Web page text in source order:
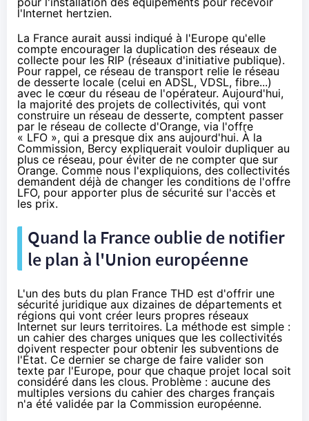
l'Internet hertzien.
La France aurait aussi indiqué à l'Europe qu'elle
compte encourager la duplication des réseaux de
collecte pour les RIP (réseaux d'initiative publique).
Pour rappel, ce réseau de transport relie le réseau
de desserte locale (celui en ADSL, VDSL, fibre...)
avec le cœur du réseau de l'opérateur. Aujourd'hui,
la majorité des projets de collectivités, qui vont
construire un réseau de desserte, comptent passer
par le réseau de collecte d'Orange, via l'offre
« LFO », qui a presque dix ans aujourd'hui. À la
Commission, Bercy expliquerait vouloir dupliquer au
plus ce réseau, pour éviter de ne compter que sur
Orange. Comme nous l'expliquions, des collectivités
demandent déjà de changer les conditions de l'offre
LFO, pour apporter plus de sécurité sur l'accès et
les prix.
Quand la France oublie de notifier
le plan à l'Union européenne
L'un des buts du plan France THD est d'offrir une
sécurité juridique aux dizaines de départements et
régions qui vont créer leurs propres réseaux
Internet sur leurs territoires. La méthode est simple :
un cahier des charges uniques que les collectivités
doivent respecter pour obtenir les subventions de
l'État. Ce dernier se charge de faire valider son
texte par l'Europe, pour que chaque projet local soit
considéré dans les clous. Problème : aucune des
multiples versions du cahier des charges français
n'a été validée par la Commission européenne.